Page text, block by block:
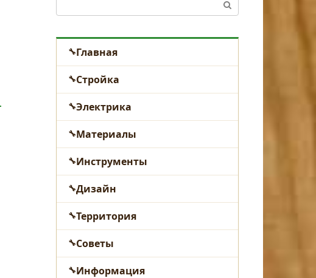
Главная
Стройка
Электрика
Материалы
Инструменты
Дизайн
Территория
Советы
Информация